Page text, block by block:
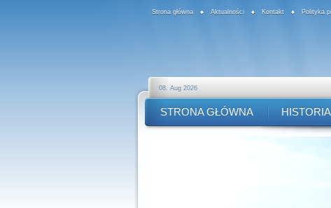
Strona główna Aktualności Kontakt Polityka
08. Aug 2026
STRONA GŁÓWNA HISTORIA